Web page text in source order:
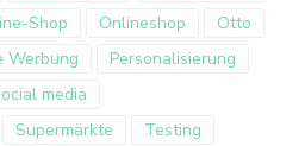
Shop Onlineshop
Otto
Werbung
Personalisierung
media
Supermärkte
Testing